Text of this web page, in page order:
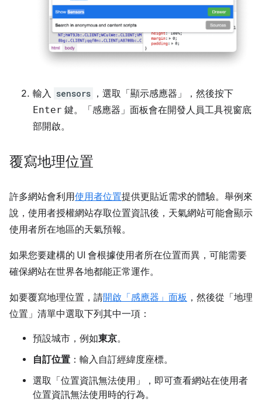
輸入 sensors ，選取「顯示感應器」 ，然後按下
Enter 鍵。「感應器」 面板會在開發人員工具視窗底
部開啟。
覆寫地理位置
許多網站會利用使用者位置提供更貼近需求的體驗。舉例來
說，使用者授權網站存取位置資訊後，天氣網站可能會顯示
使用者所在地區的天氣預報。
如果您要建構的 UI 會根據使用者所在位置而異，可能需要
確保網站在世界各地都能正常運作。
如要覆寫地理位置，請開啟「感應器」 面板 ，然後從「地理
位置」 清單中選取下列其中一項：
預設城市，例如東京。
自訂位置 ：輸入自訂經緯度座標。
選取「位置資訊無法使用」
，即可查看網站在使用者
位置資訊無法使用時的行為。